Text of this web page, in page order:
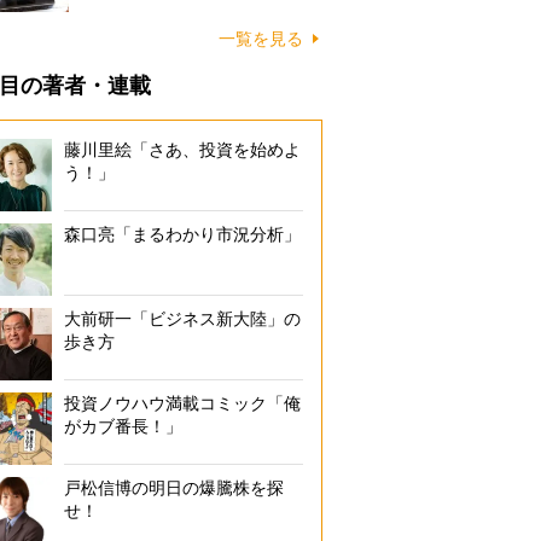
一覧を見る
の著者・連載
藤川里絵「さあ、投資を始めよ
う！」
森口亮「まるわかり市況分析」
大前研一「ビジネス新大陸」の
歩き方
投資ノウハウ満載コミック「俺
がカブ番長！」
戸松信博の明日の爆騰株を探
せ！